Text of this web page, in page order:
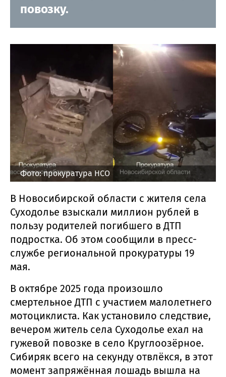
повозку.
Фото: прокуратура НСО
В Новосибирской области с жителя села
Суходолье взыскали миллион рублей в
пользу родителей погибшего в ДТП
подростка. Об этом сообщили в пресс-
службе региональной прокуратуры 19
мая.
В октябре 2025 года произошло
смертельное ДТП с участием малолетнего
мотоциклиста. Как установило следствие,
вечером житель села Суходолье ехал на
гужевой повозке в село Круглоозёрное.
Сибиряк всего на секунду отвлёкся, в этот
момент запряжённая лошадь вышла на